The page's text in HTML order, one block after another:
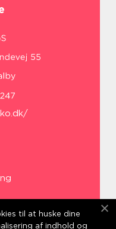
til at huske dine
af indhold og